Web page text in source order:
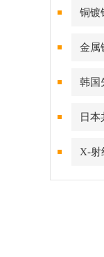
铜镀
要注
金属
速而
韩国
入门
日本
需4步
X-射
方面